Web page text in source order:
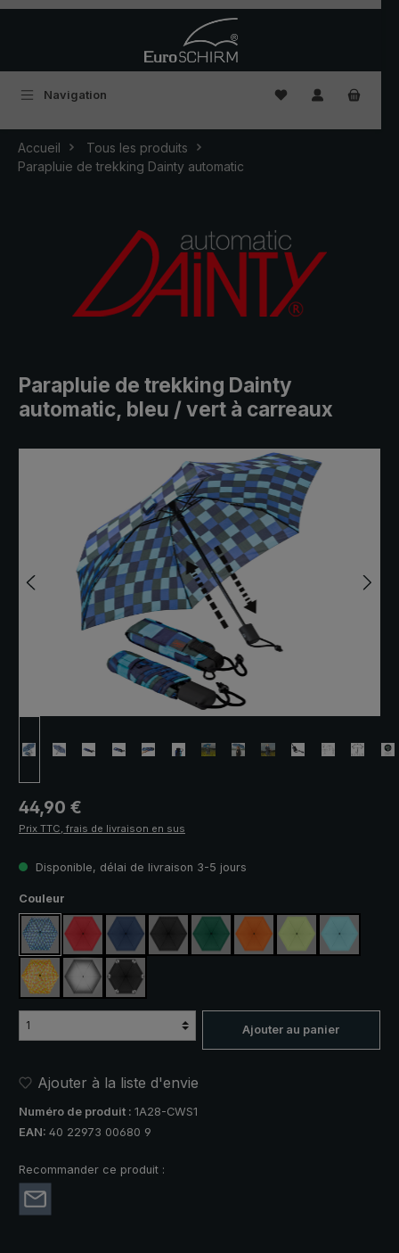
Navigation Vous avez 0
Accueil
Tous les produits
Parapluie de trekking Dainty automatic
Parapluie de trekking Dainty
automatic, bleu / vert à carreaux
Prix régulier :
44,90 €
Prix TTC, frais de livraison en sus
Disponible, délai de livraison 3-5 jours
Sélectionnez
Couleur
bleu / vert à carreaux
rouge bleu marine
noir vert foncéorange vert clair bleu clair
jaune / orange à carreaux
argent, protection UV 50+
noir, avec bandes réfléchissantes
Ajouter au panier
Ajouter à la liste d'envie
Numéro de produit : 1A28-CWS1
EAN: 40 22973 00680 9
Recommander ce produit :